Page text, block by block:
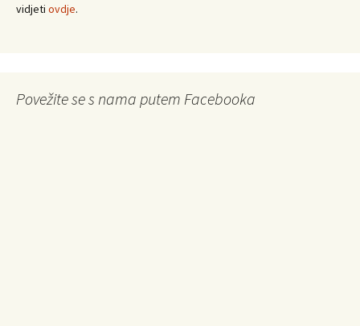
vidjeti ovdje.
Povežite se s nama putem Facebooka